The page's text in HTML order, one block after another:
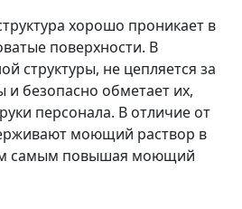
хорошо проникает в
поверхности. В
структуры, не цепляется за
и безопасно обметает их,
персонала. В отличие от
моющий раствор в
самым повышая моющий